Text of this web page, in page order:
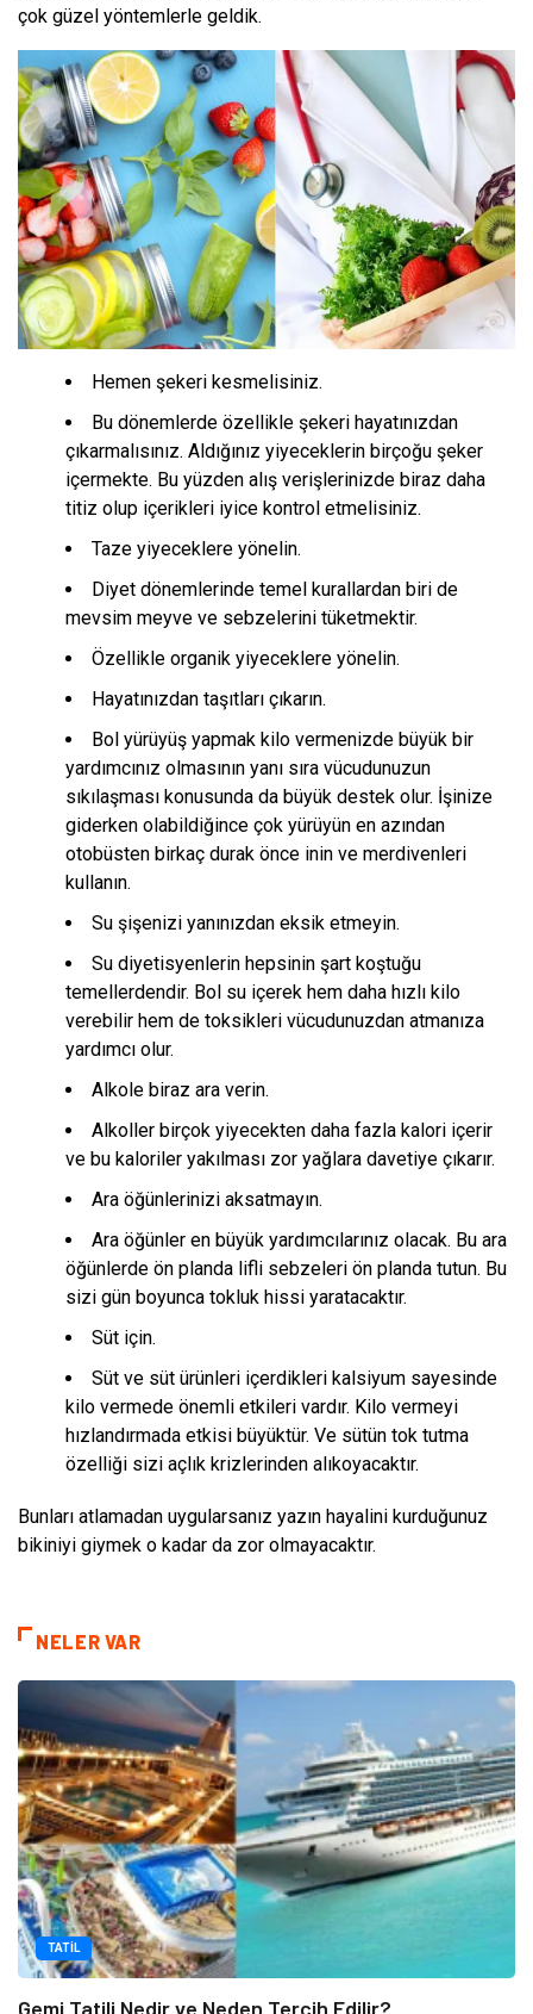
çok güzel yöntemlerle geldik.
Hemen şekeri kesmelisiniz.
Bu dönemlerde özellikle şekeri hayatınızdan
çıkarmalısınız. Aldığınız yiyeceklerin birçoğu şeker
içermekte. Bu yüzden alış verişlerinizde biraz daha
titiz olup içerikleri iyice kontrol etmelisiniz.
Taze yiyeceklere yönelin.
Diyet dönemlerinde temel kurallardan biri de
mevsim meyve ve sebzelerini tüketmektir.
Özellikle organik yiyeceklere yönelin.
Hayatınızdan taşıtları çıkarın.
Bol yürüyüş yapmak kilo vermenizde büyük bir
yardımcınız olmasının yanı sıra vücudunuzun
sıkılaşması konusunda da büyük destek olur. İşinize
giderken olabildiğince çok yürüyün en azından
otobüsten birkaç durak önce inin ve merdivenleri
kullanın.
Su şişenizi yanınızdan eksik etmeyin.
Su diyetisyenlerin hepsinin şart koştuğu
temellerdendir. Bol su içerek hem daha hızlı kilo
verebilir hem de toksikleri vücudunuzdan atmanıza
yardımcı olur.
Alkole biraz ara verin.
Alkoller birçok yiyecekten daha fazla kalori içerir
ve bu kaloriler yakılması zor yağlara davetiye çıkarır.
Ara öğünlerinizi aksatmayın.
Ara öğünler en büyük yardımcılarınız olacak. Bu ara
öğünlerde ön planda lifli sebzeleri ön planda tutun. Bu
sizi gün boyunca tokluk hissi yaratacaktır.
Süt için.
Süt ve süt ürünleri içerdikleri kalsiyum sayesinde
kilo vermede önemli etkileri vardır. Kilo vermeyi
hızlandırmada etkisi büyüktür. Ve sütün tok tutma
özelliği sizi açlık krizlerinden alıkoyacaktır.
Bunları atlamadan uygularsanız yazın hayalini kurduğunuz
bikiniyi giymek o kadar da zor olmayacaktır.
NELER VAR
TATIL
Gemi Tatili Nedir ve Neden Tercih Edilir?